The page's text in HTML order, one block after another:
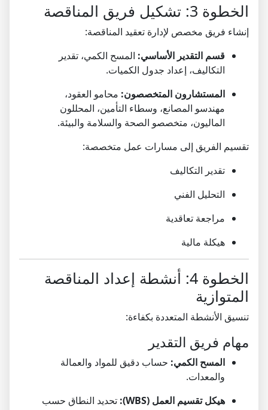
الخطوة 3: تشكيل فريق المناقصة
إنشاء فريق مخصص لإدارة تعقيد المناقصة:
قسم التقدير الأساسي: المسح الكمي، تقدير
التكاليف، إعداد جدول الكميات.
المستشارون المتخصصون: محامو العقود،
مهندسو المصانع، وسطاء التأمين، المحللون
الماليون، متخصصو الصحة والسلامة والبيئة.
تقسيم الفريق إلى مسارات عمل متخصصة:
تقدير التكاليف
التحليل الفني
مراجعة تعاقدية
هيكلة مالية
الخطوة 4: أنشطة إعداد المناقصة
المتوازية
تنسيق الأنشطة المتعددة بكفاءة:
مهام فريق التقدير
المسح الكمي: حساب دقيق للمواد والعمالة
والمعدات.
هيكل تقسيم العمل (WBS):
تحديد النطاق حسب